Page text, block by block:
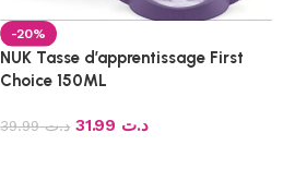
-20%
NUK Tasse d’apprentissage First
Choice 150ML
د.ت39.99 د.ت